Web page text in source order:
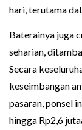
hari, terutama
Baterainya juga
seharian,
Secara
keseimbangan
pasaran, ponsel
hingga Rp2,6